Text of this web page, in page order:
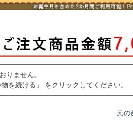
りません。
を続ける」 をクリックしてください。
元の